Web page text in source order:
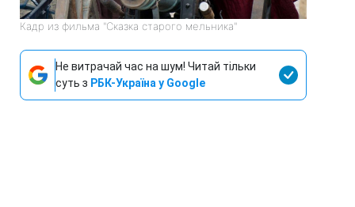
Кадр из фильма "Сказка старого мельника"
Не витрачай час на шум! Читай тільки
суть з РБК-Україна у Google